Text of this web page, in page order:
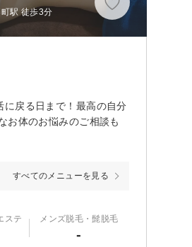
駅 徒歩3分
に戻る日まで！最高の自分
お体のお悩みのご相談も
すべてのメニューを見る
ステ メンズ脱毛・髭脱毛
-